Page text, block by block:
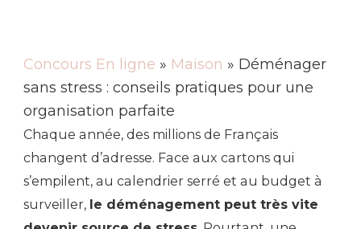
Concours En ligne » Maison » Déménager
sans stress : conseils pratiques pour une
organisation parfaite
Chaque année, des millions de Français
changent d’adresse. Face aux cartons qui
s’empilent, au calendrier serré et au budget à
surveiller, le déménagement peut très vite